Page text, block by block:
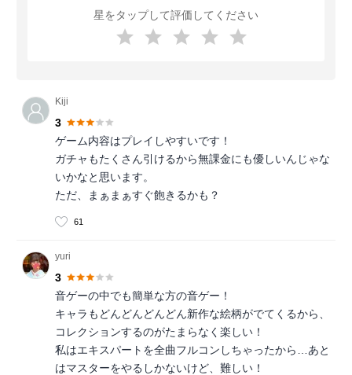
星をタップして評価してください
Kiji
3
ゲーム内容はプレイしやすいです！
ガチャもたくさん引けるから無課金にも優しいんじゃな
いかなと思います。
ただ、まぁまぁすぐ飽きるかも？
61
yuri
3
音ゲーの中でも簡単な方の音ゲー！
キャラもどんどんどんどん新作な絵柄がでてくるから、
コレクションするのがたまらなく楽しい！
私はエキスパートを全曲フルコンしちゃったから…あと
はマスターをやるしかないけど、難しい！